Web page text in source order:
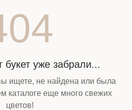
букет уже забрали...
ищете, не найдена или была
каталоге еще много свежих
цветов!